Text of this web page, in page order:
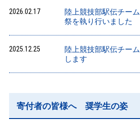
2026.02.17
陸上競技部駅伝チー
祭を執り行いました
2025.12.25
陸上競技部駅伝チー
します
寄付者の皆様へ 奨学生の姿